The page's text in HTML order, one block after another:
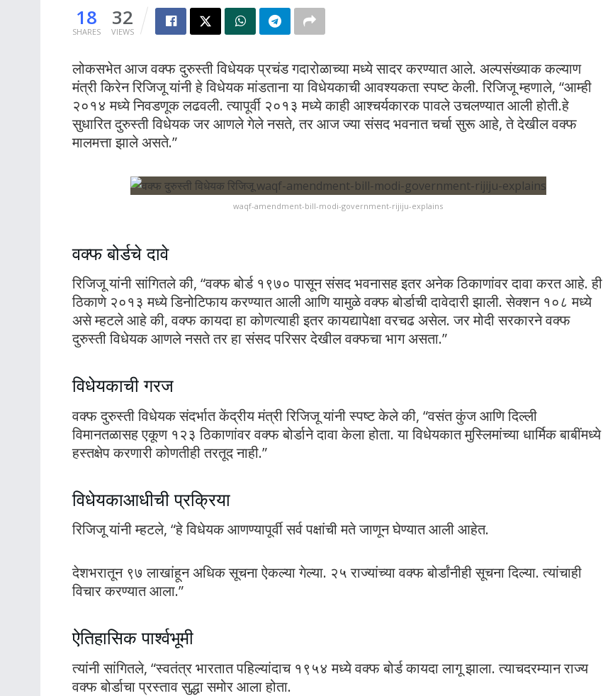
18
SHARES
32
VIEWS
लोकसभेत आज वक्फ दुरुस्ती विधेयक प्रचंड गदारोळाच्या मध्ये सादर करण्यात आले. अल्पसंख्याक कल्याण
मंत्री किरेन रिजिजू यांनी हे विधेयक मांडताना या विधेयकाची आवश्यकता स्पष्ट केली. रिजिजू म्हणाले, “आम्ही
२०१४ मध्ये निवडणूक लढवली. त्यापूर्वी २०१३ मध्ये काही आश्चर्यकारक पावले उचलण्यात आली होती.हे
सुधारित दुरुस्ती विधेयक जर आणले गेले नसते, तर आज ज्या संसद भवनात चर्चा सुरू आहे, ते देखील वक्फ
मालमत्ता झाले असते.”
waqf-amendment-bill-modi-government-rijiju-explains
वक्फ बोर्डचे दावे
रिजिजू यांनी सांगितले की, “वक्फ बोर्ड १९७० पासून संसद भवनासह इतर अनेक ठिकाणांवर दावा करत आहे. ही
ठिकाणे २०१३ मध्ये डिनोटिफाय करण्यात आली आणि यामुळे वक्फ बोर्डाची दावेदारी झाली. सेक्शन १०८ मध्ये
असे म्हटले आहे की, वक्फ कायदा हा कोणत्याही इतर कायद्यापेक्षा वरचढ असेल. जर मोदी सरकारने वक्फ
दुरुस्ती विधेयक आणले नसते तर हा संसद परिसर देखील वक्फचा भाग असता.”
विधेयकाची गरज
वक्फ दुरुस्ती विधेयक संदर्भात केंद्रीय मंत्री रिजिजू यांनी स्पष्ट केले की, “वसंत कुंज आणि दिल्ली
विमानतळासह एकूण १२३ ठिकाणांवर वक्फ बोर्डाने दावा केला होता. या विधेयकात मुस्लिमांच्या धार्मिक बाबींमध्ये
हस्तक्षेप करणारी कोणतीही तरतूद नाही.”
विधेयकाआधीची प्रक्रिया
रिजिजू यांनी म्हटले, “हे विधेयक आणण्यापूर्वी सर्व पक्षांची मते जाणून घेण्यात आली आहेत.
देशभरातून ९७ लाखांहून अधिक सूचना ऐकल्या गेल्या. २५ राज्यांच्या वक्फ बोर्डांनीही सूचना दिल्या. त्यांचाही
विचार करण्यात आला.”
ऐतिहासिक पार्श्वभूमी
त्यांनी सांगितले, “स्वतंत्र भारतात पहिल्यांदाच १९५४ मध्ये वक्फ बोर्ड कायदा लागू झाला. त्याचदरम्यान राज्य
वक्फ बोर्डाचा प्रस्ताव सुद्धा समोर आला होता.